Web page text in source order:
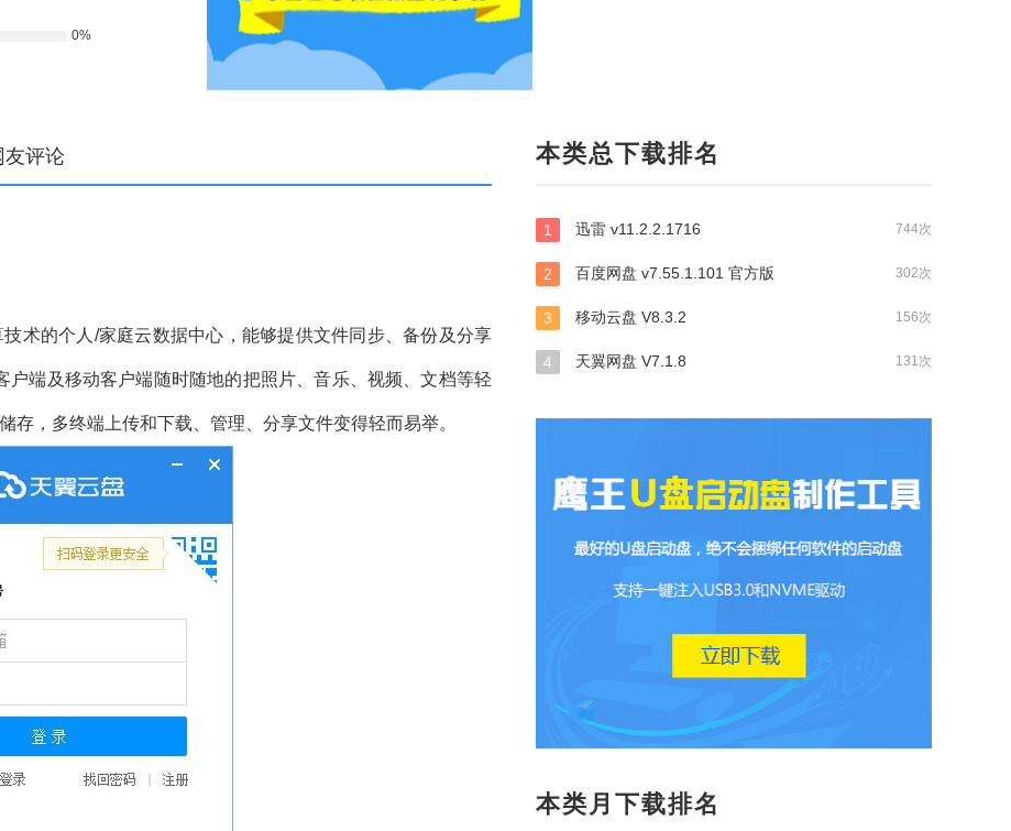
0%
友评论
术的个人/家庭云数据中心，能够提供文件同步、备份及分享
端及移动客户端随时随地的把照片、音乐、视频、文档等轻
，多终端上传和下载、管理、分享文件变得轻而易举。
本类总下载排名
744次
1 迅雷 v11.2.2.1716
302次
2 百度网盘 v7.55.1.101 官方版
156次
3 移动云盘 V8.3.2
131次
4 天翼网盘 V7.1.8
本类月下载排名